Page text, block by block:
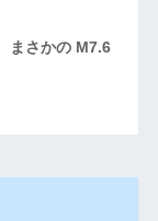
さかの M7.6